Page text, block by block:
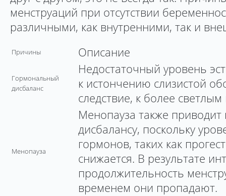
менструаций при отсутствии
различными, как внутренними, так и
Причины Описание
Гормональный
дисбаланс
Недостаточный уровень
к истончению слизистой
следствие, к более
Менопауза
Менопауза также
дисбалансу, поскольку
гормонов, таких как
снижается. В результате
продолжительность
временем они пропадают.